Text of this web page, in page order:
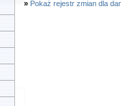
» Pokaż rejestr zmian dla